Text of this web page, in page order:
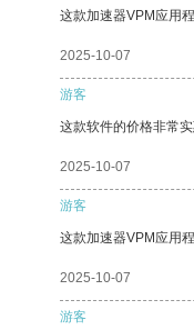
这款加速器VPM应用
2025-10-07
游客
这款软件的价格非常实
2025-10-07
游客
这款加速器VPM应用
2025-10-07
游客